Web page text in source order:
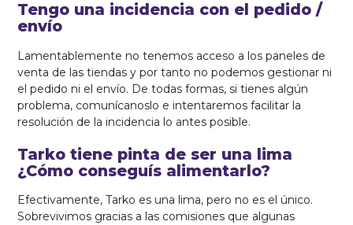
Tengo una incidencia con el pedido /
envío
Lamentablemente no tenemos acceso a los paneles de
venta de las tiendas y por tanto no podemos gestionar ni
el pedido ni el envío. De todas formas, si tienes algún
problema, comunícanoslo e intentaremos facilitar la
resolución de la incidencia lo antes posible.
Tarko tiene pinta de ser una lima
¿Cómo conseguís alimentarlo?
Efectivamente, Tarko es una lima, pero no es el único.
Sobrevivimos gracias a las comisiones que algunas